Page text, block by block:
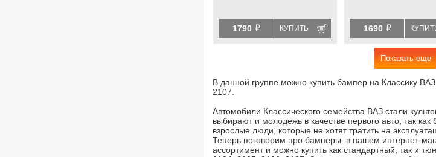
1790 й КУПИТЬ 1690 й
Показать еще
В данной группе можно купить бампер на Классику
2107.
Автомобили Классического семейства ВАЗ стали
выбирают и молодежь в качестве первого авто, так
взрослые люди, которые не хотят тратить на
Теперь поговорим про бамперы: в нашем интернет-
ассортимент и можно купить как стандартный, так и